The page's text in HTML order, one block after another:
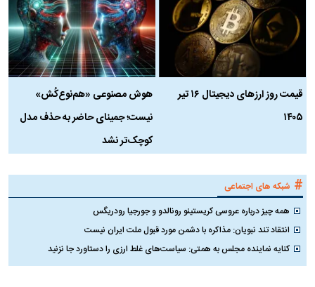
قیمت روز ارز‌های دیجیتال ۱۶ تیر
۱۴۰۵
هوش مصنوعی «هم‌نوع‌کُش»
نیست؛ جمینای حاضر به حذف مدل
کوچک‌تر نشد
# شبکه های اجتماعی
همه چیز درباره عروسی کریستینو رونالدو و جورجیا رودریگس
انتقاد تند نبویان: مذاکره با دشمن مورد قبول ملت ایران نیست
کنایه نماینده مجلس به همتی: سیاست‌های غلط ارزی را دستاورد جا نزنید